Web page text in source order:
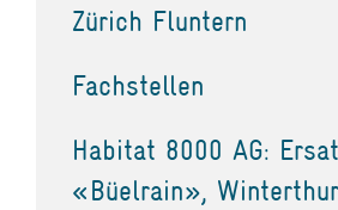
Zürich Fluntern
Fachstellen
Habitat 8000 AG:
«Büelrain», Winterthur